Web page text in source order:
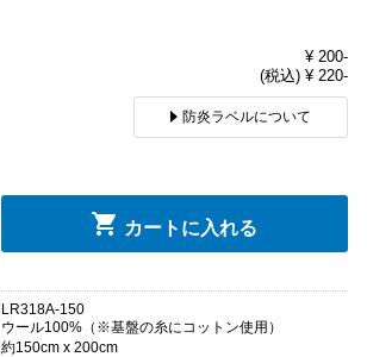
¥ 200-
(税込) ¥ 220-
防炎ラベルについて
カートに入れる
LR318A-150
ウール100%（※基盤の糸にコットン使用）
約150cm x 200cm